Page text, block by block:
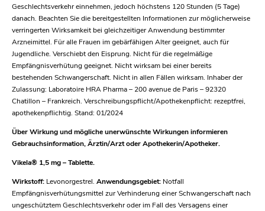
Geschlechtsverkehr einnehmen, jedoch höchstens 120 Stunden (5 Tage)
danach. Beachten Sie die bereitgestellten Informationen zur möglicherweise
verringerten Wirksamkeit bei gleichzeitiger Anwendung bestimmter
Arzneimittel. Für alle Frauen im gebärfähigen Alter geeignet, auch für
Jugendliche. Verschiebt den Eisprung. Nicht für die regelmäßige
Empfängnisverhütung geeignet. Nicht wirksam bei einer bereits
bestehenden Schwangerschaft. Nicht in allen Fällen wirksam. Inhaber der
Zulassung: Laboratoire HRA Pharma – 200 avenue de Paris – 92320
Chatillon – Frankreich. Verschreibungspflicht/Apothekenpflicht: rezeptfrei,
apothekenpflichtig. Stand: 01/2024
Über Wirkung und mögliche unerwünschte Wirkungen informieren
Gebrauchsinformation, Ärztin/Arzt oder Apothekerin/Apotheker.
Vikela® 1,5 mg – Tablette.
Wirkstoff: Levonorgestrel. Anwendungsgebiet: Notfall
Empfängnisverhütungsmittel zur Verhinderung einer Schwangerschaft nach
ungeschütztem Geschlechtsverkehr oder im Fall des Versagens einer